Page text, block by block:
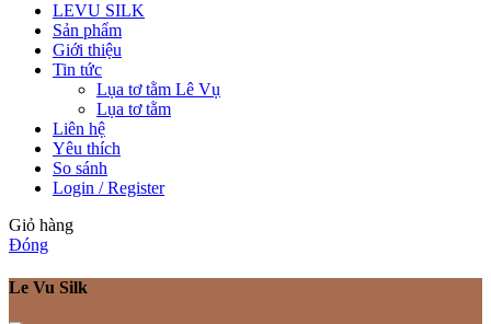
LEVU SILK
Sản phẩm
Giới thiệu
Tin tức
Lụa tơ tằm Lê Vụ
Lụa tơ tằm
Liên hệ
Yêu thích
So sánh
Login / Register
Giỏ hàng
Đóng
Le Vu Silk